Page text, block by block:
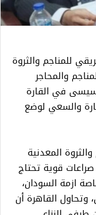
للمناجم والثروة
والمحاجر
في القارة
والسعي لوضع
المعدنية
قوية تحتاج
ازمة السودان،
السودان ترتبط حدودها مع 7 دول، وتحاول القاهرة أن